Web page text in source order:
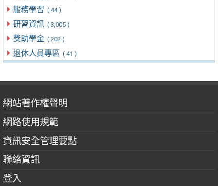
服務學習 ( 44 )
研習資訊 ( 3,005 )
獎助學金 ( 202 )
退休人員專區 ( 41 )
網站著作權聲明
網路使用規範
資訊安全管理要點
聯絡資訊
登入